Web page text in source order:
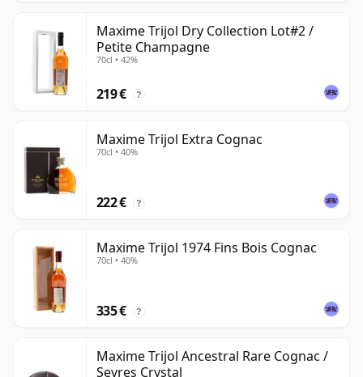
Maxime Trijol Dry Collection Lot#2 /
Petite Champagne
70cl • 42%
219 € ?
Maxime Trijol Extra Cognac
70cl • 40%
222 € ?
Maxime Trijol 1974 Fins Bois Cognac
70cl • 40%
335 € ?
Maxime Trijol Ancestral Rare Cognac /
Sevres Crystal